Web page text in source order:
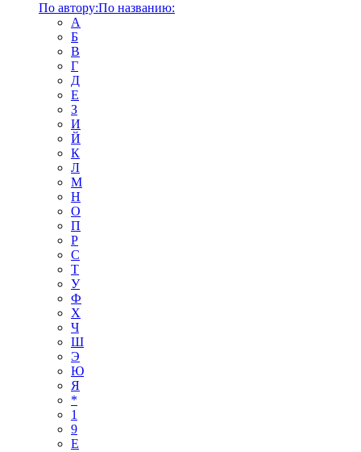
По автору:По названию:
А
Б
В
Г
Д
Е
З
И
Й
К
Л
М
Н
О
П
Р
С
Т
У
Ф
Х
Ч
Ш
Э
Ю
Я
*
1
9
E